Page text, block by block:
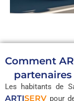
Comment
Les habitants de
ARTISERV pour